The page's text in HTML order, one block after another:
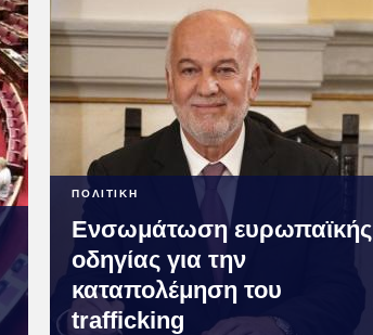
ΠΟΛΙΤΙΚΗ
Ενσωμάτωση ευρωπαϊκής
οδηγίας για την
καταπολέμηση του
trafficking